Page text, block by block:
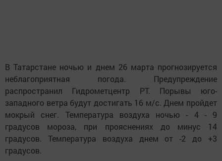
В Татарстане ночью и днем 26 марта прогнозируется
неблагоприятная погода. Предупреждение
распространил Гидрометцентр РТ. Порывы юго-
западного ветра будут достигать 16 м/с. Днем пройдет
мокрый снег. Температура воздуха ночью - 4 - 9
градусов мороза, при прояснениях до минус 14
градусов. Температура воздуха днем от -2 до +3
градусов.